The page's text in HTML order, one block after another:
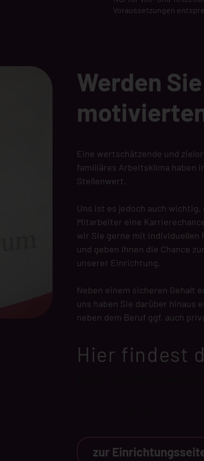
Voraussetzungen
Werden
Eine wertschätzende und
familiäres Arbeitsklima haben
Stellenwert.
Uns ist es jedoch auch
Mitarbeiter eine
wir Sie gerne mit individuellen
und geben Ihnen die Chance
unserer Einrichtung.
Neben einem sicheren Gehalt
uns haben Sie darüber hinaus
neben dem Beruf ggf. auch
Hier findest
zur